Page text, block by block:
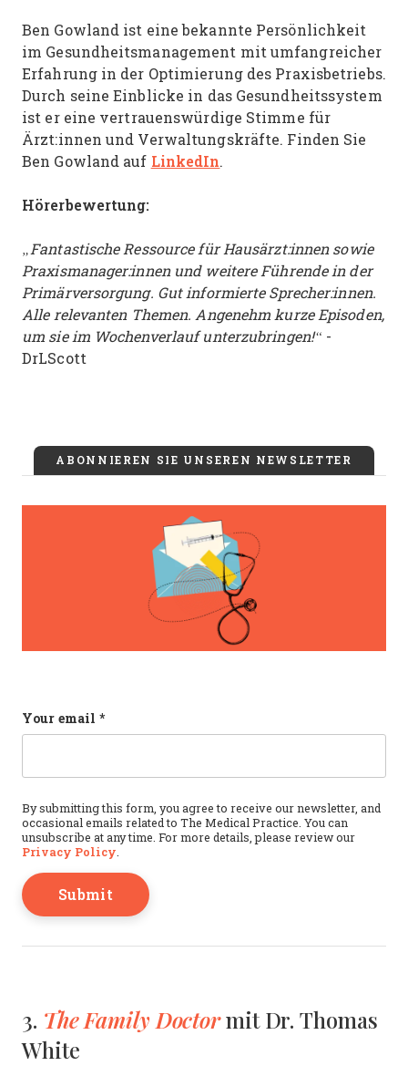
Ben Gowland ist eine bekannte Persönlichkeit
im Gesundheitsmanagement mit umfangreicher
Erfahrung in der Optimierung des Praxisbetriebs.
Durch seine Einblicke in das Gesundheitssystem
ist er eine vertrauenswürdige Stimme für
Ärzt:innen und Verwaltungskräfte. Finden Sie
Ben Gowland auf LinkedIn.
Hörerbewertung:
„Fantastische Ressource für Hausärzt:innen sowie
Praxismanager:innen und weitere Führende in der
Primärversorgung. Gut informierte Sprecher:innen.
Alle relevanten Themen. Angenehm kurze Episoden,
um sie im Wochenverlauf unterzubringen!“ -
DrLScott
ABONNIEREN SIE UNSEREN NEWSLETTER
Comments
Your email *
By submitting this form, you agree to receive our newsletter, and
occasional emails related to The Medical Practice. You can
unsubscribe at any time. For more details, please review our
Privacy Policy.
3. The Family Doctormit Dr. Thomas
White